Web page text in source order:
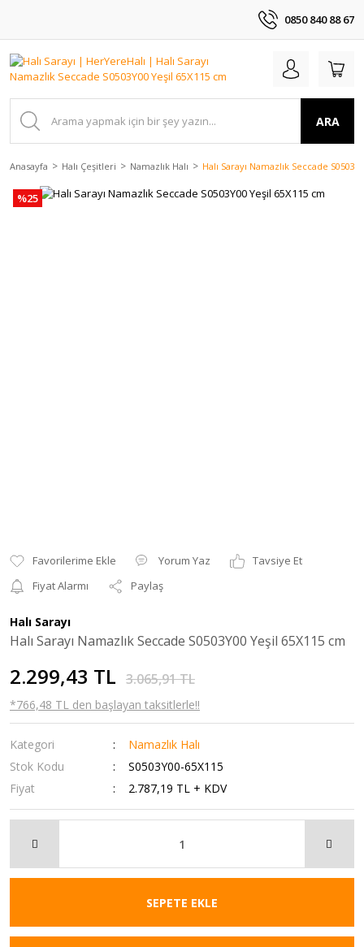
0850 840 88 67
ARA
Anasayfa Halı Çeşitleri Namazlık Halı Halı Sarayı Namazlık Seccade
%25
Yorum Yaz
Tavsiye Et
Fiyat Alarmı
Paylaş
Halı Sarayı
Halı Sarayı Namazlık Seccade S0503Y00 Yeşil 65X115 cm
2.299,43 TL 3.065,91 TL
*766,48 TL den başlayan taksitlerle!!
Kategori
Namazlık Halı
Stok Kodu
S0503Y00-65X115
Fiyat
2.787,19 TL + KDV
SEPETE EKLE